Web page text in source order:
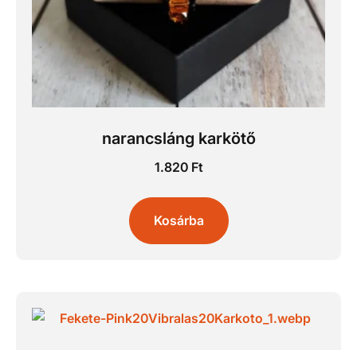
narancsláng karkötő
1.820 Ft
Kosárba